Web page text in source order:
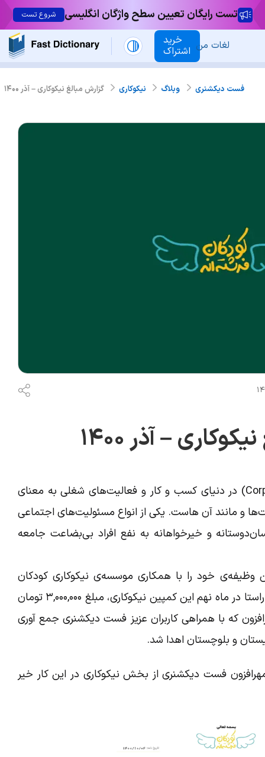
تست رایگان تعیین سطح واژگان انگلیسی شروع تست
خرید
اشتراک لغات من
فست دیکشنری وبلاگ نیکوکاری گزارش مبالغ نیکوکاری – آذر ۱۴۰۰
– آذر ۱۴۰۰
CSR یا (Corporate Social Responsibilty) در دنیای کسب و کار و فعالیت‌های شغلی به معنای
و مانند آن هاست. یکی از انواع مسئولیت‌های اجتماعی
و خیرخواهانه به نفع افراد بی‌بضاعت جامعه
خود را با همکاری موسسه‌ی نیکوکاری کودکان
فرشته‌اند به انجام می رساند و در همین راستا در ماه نهم این کمپین نیکوکاری، مبلغ ۳,۰۰۰,۰۰۰ تومان
۱۴ تی‌شرت و همچنین ۳۳ مهرافزون که با همراهی کاربران عزیز فست دیکشنری جمع آوری
و بلوچستان اهدا شد.
فست دیکشنری از بخش نیکوکاری در این کار خیر